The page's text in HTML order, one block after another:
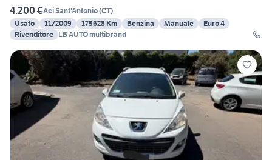
4.200 €Aci Sant'Antonio(CT)
Usato
11/2009 175628 Km Benzina Manuale
Euro 4
Rivenditore LB AUTO multibrand